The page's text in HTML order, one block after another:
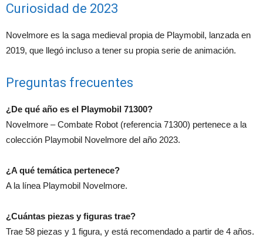
Curiosidad de 2023
Novelmore es la saga medieval propia de Playmobil, lanzada en
2019, que llegó incluso a tener su propia serie de animación.
Preguntas frecuentes
¿De qué año es el Playmobil 71300?
Novelmore – Combate Robot (referencia 71300) pertenece a la
colección Playmobil Novelmore del año 2023.
¿A qué temática pertenece?
A la línea Playmobil Novelmore.
¿Cuántas piezas y figuras trae?
Trae 58 piezas y 1 figura, y está recomendado a partir de 4 años.